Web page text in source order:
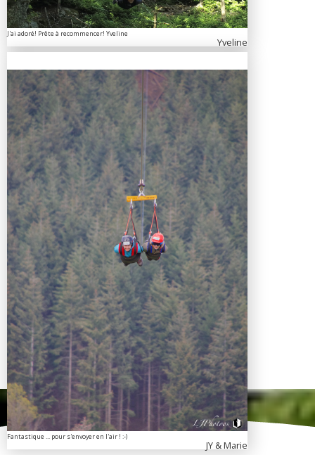
J'ai adoré! Prête à recommencer! Yveline
Yveline
Fantastique ... pour s'envoyer en l'air ! :-)
JY & Marie